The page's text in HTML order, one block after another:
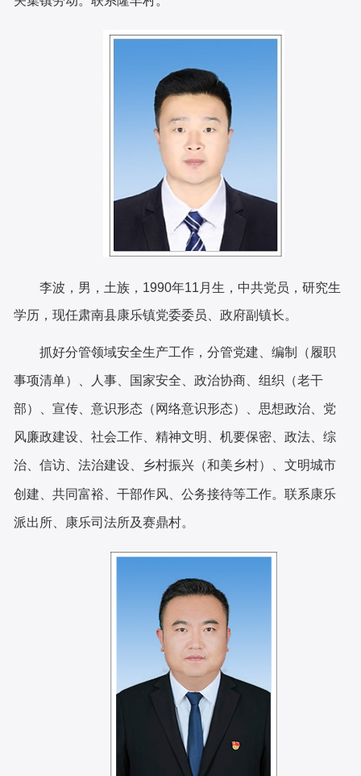
李波 ，男， 土族，1990年11 月生， 中共党员，研究生
学历 ，现任肃南县康乐镇党委委员、政府副镇长。
抓好分管领域安全生产工作，分管党建、编制（履职
事项清单）、人事、国家安全、政治协商、组织（老干
部）、宣传、意识形态（网络意识形态）、思想政治、党
风廉政建设、社会工作、精神文明、机要保密、政法、综
治、信访、法治建设、乡村振兴（和美乡村）、文明城市
创建、共同富裕、干部作风、公务接待等工作。联系康乐
派出所、康乐司法所及赛鼎村。